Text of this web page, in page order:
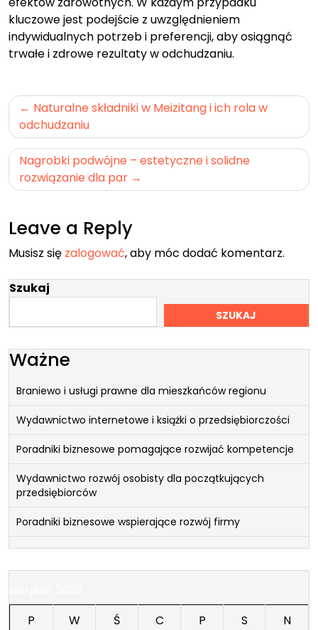
kluczowe jest podejście z uwzględnieniem
indywidualnych potrzeb i preferencji, aby osiągnąć
trwałe i zdrowe rezultaty w odchudzaniu.
Nawigacja
wpisu
Naturalne składniki w Meizitang i ich rola w
odchudzaniu
Nagrobki podwójne – estetyczne i solidne
rozwiązanie dla par
Leave a Reply
Musisz się zalogować, aby móc dodać komentarz.
Szukaj
SZUKAJ
Ważne
Braniewo i usługi prawne dla mieszkańców regionu
Wydawnictwo internetowe i książki o przedsiębiorczości
Poradniki biznesowe pomagające rozwijać kompetencje
Wydawnictwo rozwój osobisty dla początkujących
przedsiębiorców
Poradniki biznesowe wspierające rozwój firmy
P
W Ś C P S
N